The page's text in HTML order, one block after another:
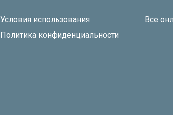
Условия использования
Политика конфиденциальности
Все